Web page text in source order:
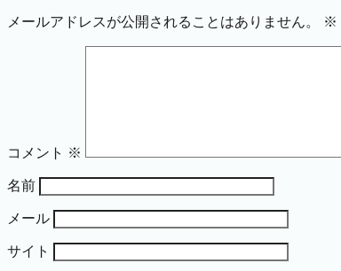
メールアドレスが公開されることはありません。 ※
コメント ※
名前
メール
サイト